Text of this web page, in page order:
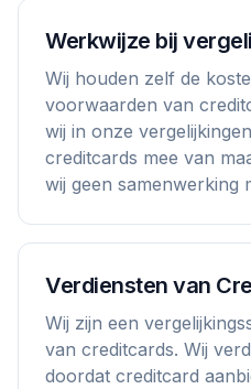
Werkwijze bij
Wij houden zelf de
voorwaarden van
wij in onze
creditcards mee van
wij geen samenwerking
Verdiensten van
Wij zijn een
van creditcards. Wij
doordat creditcard